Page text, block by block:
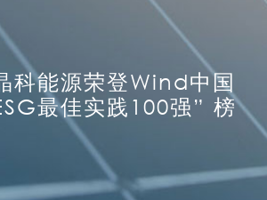
科能源荣登Wind中国
最佳实践100强” 榜